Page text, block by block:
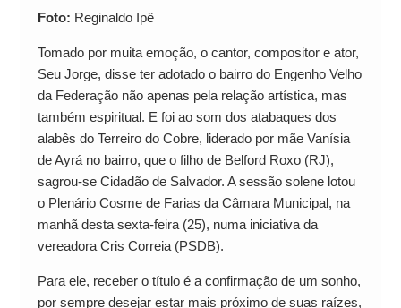
Foto: Reginaldo Ipê
Tomado por muita emoção, o cantor, compositor e ator,
Seu Jorge, disse ter adotado o bairro do Engenho Velho
da Federação não apenas pela relação artística, mas
também espiritual. E foi ao som dos atabaques dos
alabês do Terreiro do Cobre, liderado por mãe Vanísia
de Ayrá no bairro, que o filho de Belford Roxo (RJ),
sagrou-se Cidadão de Salvador. A sessão solene lotou
o Plenário Cosme de Farias da Câmara Municipal, na
manhã desta sexta-feira (25), numa iniciativa da
vereadora Cris Correia (PSDB).
Para ele, receber o título é a confirmação de um sonho,
por sempre desejar estar mais próximo de suas raízes,